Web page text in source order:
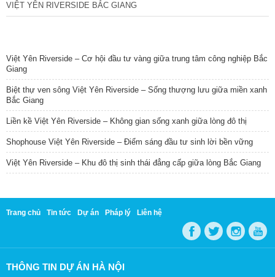
VIỆT YÊN RIVERSIDE BẮC GIANG
Việt Yên Riverside – Cơ hội đầu tư vàng giữa trung tâm công nghiệp Bắc
Giang
Biệt thự ven sông Việt Yên Riverside – Sống thượng lưu giữa miền xanh
Bắc Giang
Liền kề Việt Yên Riverside – Không gian sống xanh giữa lòng đô thị
Shophouse Việt Yên Riverside – Điểm sáng đầu tư sinh lời bền vững
Việt Yên Riverside – Khu đô thị sinh thái đẳng cấp giữa lòng Bắc Giang
Trang chủ Tin tức Dự án Pháp lý Liên hệ
THÔNG TIN DỰ ÁN HÀ NỘI